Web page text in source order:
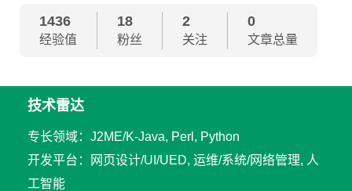
1436
经验值
18
粉丝
2
关注
0
文章总量
技术雷达
专长领域：J2ME/K-Java, Perl, Python
开发平台：网页设计/UI/UED, 运维/系统/网络管理, 人
工智能